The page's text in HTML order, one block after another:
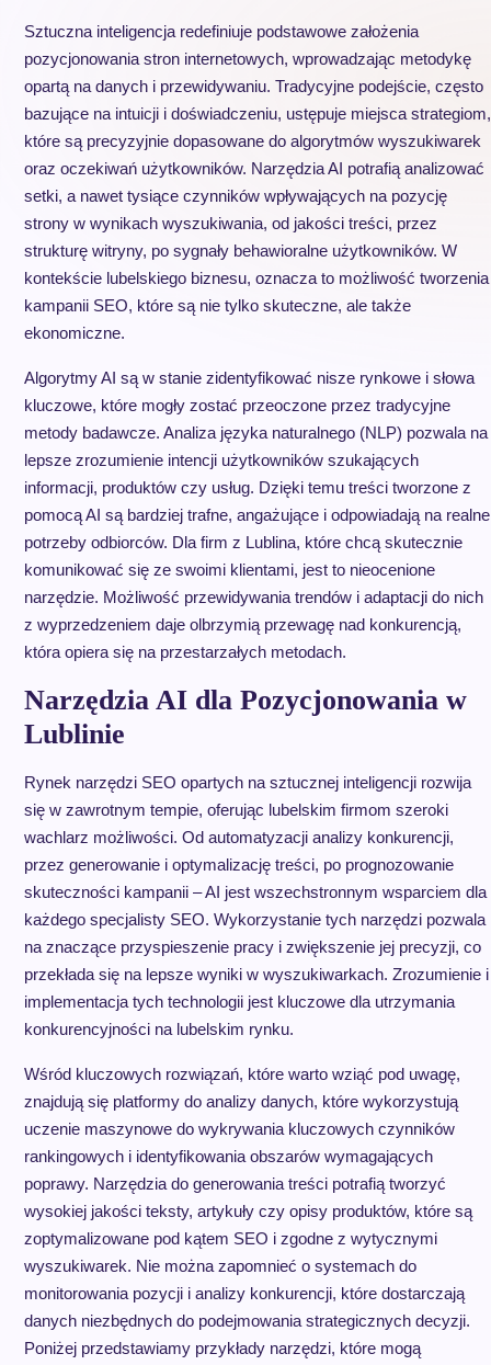
Sztuczna inteligencja redefiniuje podstawowe założenia
pozycjonowania stron internetowych, wprowadzając metodykę
opartą na danych i przewidywaniu. Tradycyjne podejście, często
bazujące na intuicji i doświadczeniu, ustępuje miejsca strategiom,
które są precyzyjnie dopasowane do algorytmów wyszukiwarek
oraz oczekiwań użytkowników. Narzędzia AI potrafią analizować
setki, a nawet tysiące czynników wpływających na pozycję
strony w wynikach wyszukiwania, od jakości treści, przez
strukturę witryny, po sygnały behawioralne użytkowników. W
kontekście lubelskiego biznesu, oznacza to możliwość tworzenia
kampanii SEO, które są nie tylko skuteczne, ale także
ekonomiczne.
Algorytmy AI są w stanie zidentyfikować nisze rynkowe i słowa
kluczowe, które mogły zostać przeoczone przez tradycyjne
metody badawcze. Analiza języka naturalnego (NLP) pozwala na
lepsze zrozumienie intencji użytkowników szukających
informacji, produktów czy usług. Dzięki temu treści tworzone z
pomocą AI są bardziej trafne, angażujące i odpowiadają na realne
potrzeby odbiorców. Dla firm z Lublina, które chcą skutecznie
komunikować się ze swoimi klientami, jest to nieocenione
narzędzie. Możliwość przewidywania trendów i adaptacji do nich
z wyprzedzeniem daje olbrzymią przewagę nad konkurencją,
która opiera się na przestarzałych metodach.
Narzędzia AI dla Pozycjonowania w
Lublinie
Rynek narzędzi SEO opartych na sztucznej inteligencji rozwija
się w zawrotnym tempie, oferując lubelskim firmom szeroki
wachlarz możliwości. Od automatyzacji analizy konkurencji,
przez generowanie i optymalizację treści, po prognozowanie
skuteczności kampanii – AI jest wszechstronnym wsparciem dla
każdego specjalisty SEO. Wykorzystanie tych narzędzi pozwala
na znaczące przyspieszenie pracy i zwiększenie jej precyzji, co
przekłada się na lepsze wyniki w wyszukiwarkach. Zrozumienie i
implementacja tych technologii jest kluczowe dla utrzymania
konkurencyjności na lubelskim rynku.
Wśród kluczowych rozwiązań, które warto wziąć pod uwagę,
znajdują się platformy do analizy danych, które wykorzystują
uczenie maszynowe do wykrywania kluczowych czynników
rankingowych i identyfikowania obszarów wymagających
poprawy. Narzędzia do generowania treści potrafią tworzyć
wysokiej jakości teksty, artykuły czy opisy produktów, które są
zoptymalizowane pod kątem SEO i zgodne z wytycznymi
wyszukiwarek. Nie można zapomnieć o systemach do
monitorowania pozycji i analizy konkurencji, które dostarczają
danych niezbędnych do podejmowania strategicznych decyzji.
Poniżej przedstawiamy przykłady narzędzi, które mogą